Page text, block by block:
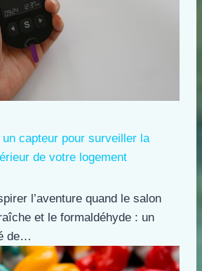
capteur pour surveiller la
de votre logement
l’aventure quand le salon
et le formaldéhyde : un
de…